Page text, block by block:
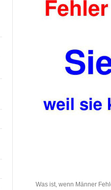
Was ist, wenn Männer